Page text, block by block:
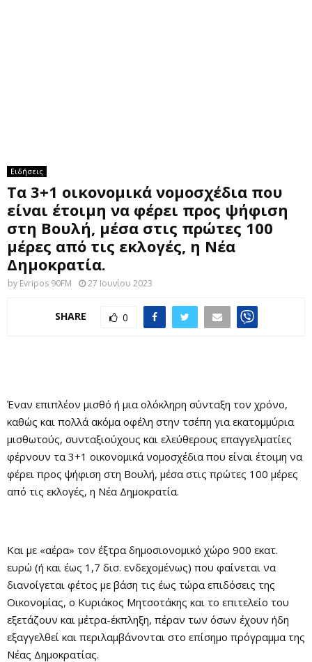
Ειδήσεις
Τα 3+1 οικονομικά νομοσχέδια που
είναι έτοιμη να φέρει προς ψήφιση
στη Βουλή, μέσα στις πρώτες 100
μέρες από τις εκλογές, η Νέα
Δημοκρατία.
by Evripos 90FM 27 Ιουνίου 2023
SHARE 0
Έναν επιπλέον μισθό ή μια ολόκληρη σύνταξη τον χρόνο,
καθώς και πολλά ακόμα οφέλη στην τσέπη για εκατομμύρια
μισθωτούς, συνταξιούχους και ελεύθερους επαγγελματίες
φέρνουν τα 3+1 οικονομικά νομοσχέδια που είναι έτοιμη να
φέρει προς ψήφιση στη Βουλή, μέσα στις πρώτες 100 μέρες
από τις εκλογές, η Νέα Δημοκρατία.
Και με «αέρα» τον έξτρα δημοσιονομικό χώρο 900 εκατ.
ευρώ (ή και έως 1,7 δισ. ενδεχομένως) που φαίνεται να
διανοίγεται φέτος με βάση τις έως τώρα επιδόσεις της
Οικονομίας, ο Κυριάκος Μητσοτάκης και το επιτελείο του
εξετάζουν και μέτρα-έκπληξη, πέραν των όσων έχουν ήδη
εξαγγελθεί και περιλαμβάνονται στο επίσημο πρόγραμμα της
Νέας Δημοκρατίας.